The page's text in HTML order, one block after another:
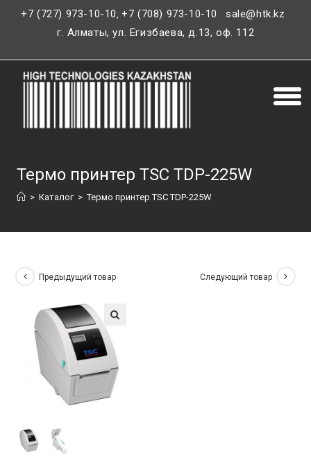
+7 (727) 973-10-10,+7 (708) 973-10-10
sale@htk.kz
г. Алматы, ул. Егизбаева, д.13, оф. 112
Термо принтер TSC TDP-225W
> Каталог > Термо принтер TSC TDP-225W
Предыдущий товар Следующий товар